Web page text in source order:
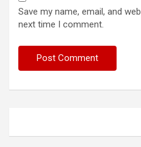
Save my name, email, and
next time I comment.